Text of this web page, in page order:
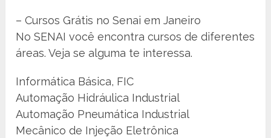
– Cursos Grátis no Senai em Janeiro
No SENAI você encontra cursos de diferentes
áreas. Veja se alguma te interessa.
Informática Básica, FIC
Automação Hidráulica Industrial
Automação Pneumática Industrial
Mecânico de Injeção Eletrônica